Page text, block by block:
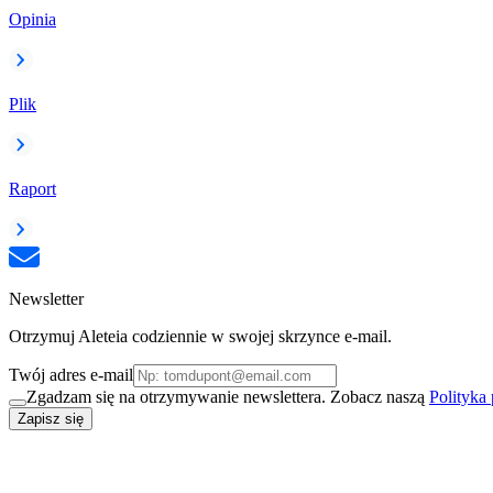
Opinia
Plik
Raport
Newsletter
Otrzymuj Aleteia codziennie w swojej skrzynce e-mail.
Twój adres e-mail
Zgadzam się na otrzymywanie newslettera. Zobacz naszą Polityka
Zapisz się